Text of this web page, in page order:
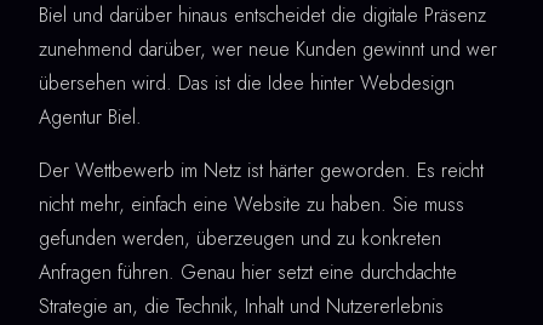
Biel und darüber hinaus entscheidet die digitale Präsenz
zunehmend darüber, wer neue Kunden gewinnt und wer
übersehen wird. Das ist die Idee hinter Webdesign
Agentur Biel.
Der Wettbewerb im Netz ist härter geworden. Es reicht
nicht mehr, einfach eine Website zu haben. Sie muss
gefunden werden, überzeugen und zu konkreten
Anfragen führen. Genau hier setzt eine durchdachte
Strategie an, die Technik, Inhalt und Nutzererlebnis